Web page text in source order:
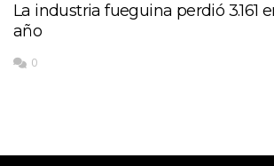
La industria fueguina perdió 3.161
año
0